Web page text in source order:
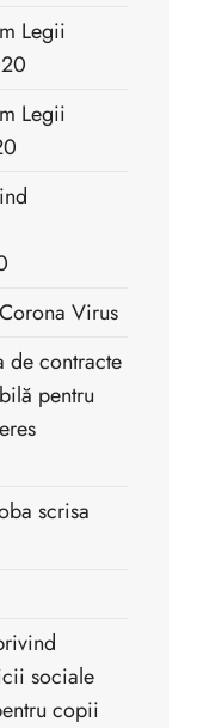
Legii
Legii
Virus
de contracte
pentru
scrisa
sociale
copii